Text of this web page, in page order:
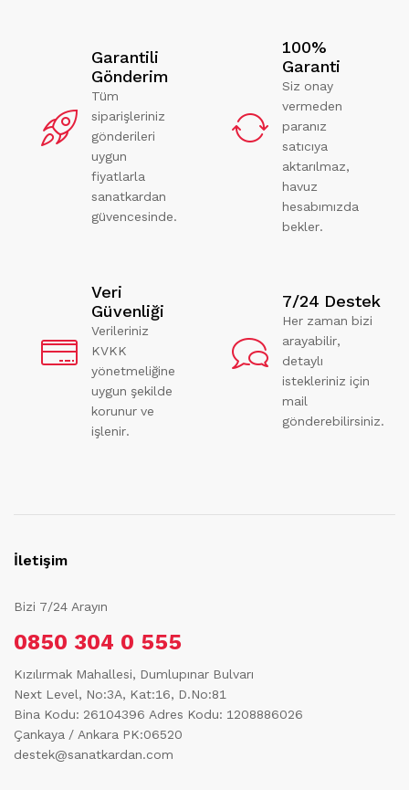
Garantili
Gönderim
Tüm
siparişleriniz
gönderileri
uygun
fiyatlarla
sanatkardan
güvencesinde.
100%
Garanti
Siz onay
vermeden
paranız
satıcıya
aktarılmaz,
havuz
hesabımızda
bekler.
Veri
Güvenliği
Verileriniz
KVKK
yönetmeliğine
uygun şekilde
korunur ve
işlenir.
7/24 Destek
Her zaman bizi
arayabilir,
detaylı
istekleriniz için
mail
gönderebilirsiniz.
İletişim
Bizi 7/24 Arayın
0850 304 0 555
Kızılırmak Mahallesi, Dumlupınar Bulvarı
Next Level, No:3A, Kat:16, D.No:81
Bina Kodu: 26104396 Adres Kodu: 1208886026
Çankaya / Ankara PK:06520
destek@sanatkardan.com